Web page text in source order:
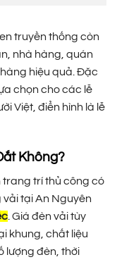
truyền thống còn
nhà hàng, quán
hiệu quả. Đặc
chọn cho các lễ
Việt, điển hình là lễ
Không?
trang trí thủ công có
vải tại An Nguyên
. Giá đèn vải tùy
khung, chất liệu
lượng đèn, thời